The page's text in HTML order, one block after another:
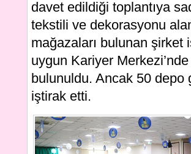
davet edildiği toplantıya
tekstili ve dekorasyonu
mağazaları bulunan
uygun Kariyer
bulunuldu. Ancak 50 depo
iştirak etti.